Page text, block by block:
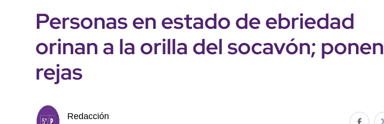
Personas en estado de ebriedad
orinan a la orilla del socavón; ponen
rejas
Redacción